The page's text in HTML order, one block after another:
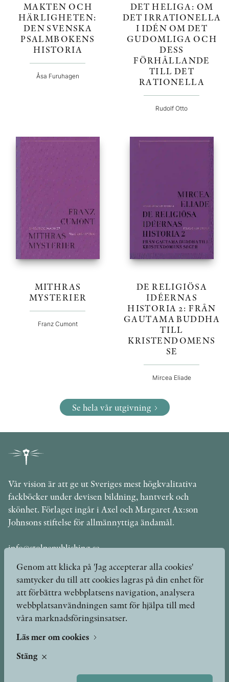
MAKTEN OCH
HÄRLIGHETEN:
DEN SVENSKA
PSALMBOKENS
HISTORIA
Åsa Furuhagen
DET HELIGA: OM
DET IRRATIONELLA
I IDÉN OM DET
GUDOMLIGA OCH
DESS
FÖRHÅLLANDE
TILL DET
RATIONELLA
Rudolf Otto
MITHRAS
MYSTERIER
Franz Cumont
DE RELIGIÖSA
IDÉERNAS
HISTORIA 2: FRÅN
GAUTAMA BUDDHA
TILL
KRISTENDOMENS
SE
Mircea Eliade
Se hela vår utgivning
Vår vision är att ge ut Sveriges mest högkvalitativa
fackböcker under devisen bildning, hantverk och
skönhet. Förlaget ingår i Axel och Margaret Ax:son
Johnsons stiftelse för allmännyttiga ändamål.
info@stolpepublishing.se
Böcker
Författare
Hilma af Klint
Om oss
Genom att klicka på 'Jag accepterar alla cookies'
samtycker du till att cookies lagras på din enhet för
att förbättra webbplatsens navigation, analysera
webbplatsanvändningen samt för hjälpa till med
våra marknadsföringsinsatser.
Läs mer om cookies
Stäng